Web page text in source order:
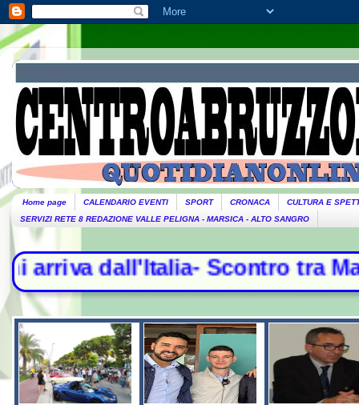
Home page CALENDARIO EVENTI SPORT CRONACA
CULTURA E
SERVIZI RETE 8 REDAZIONE VALLE PELIGNA - MARSICA - ALTO SANGRO
Scontro tra